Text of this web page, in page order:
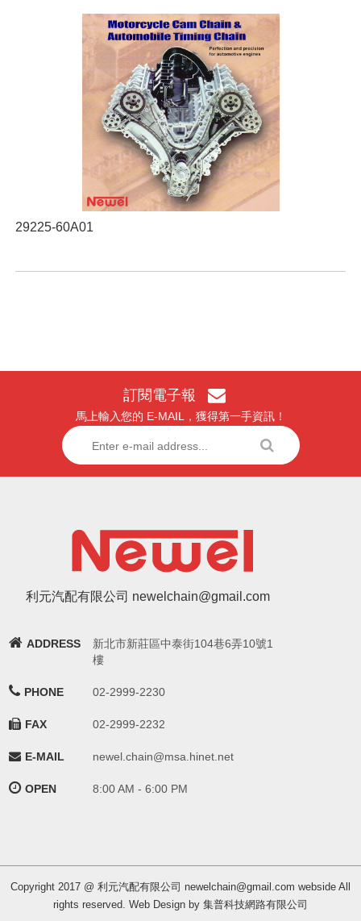
29225-60A01
訂閱電子報
馬上輸入您的 E-MAIL，獲得第一手資訊！
利元汽配有限公司 newelchain@gmail.com
ADDRESS
新北市新莊區中泰街104巷6弄10號1
樓
PHONE 02-2999-2230
FAX 02-2999-2232
E-MAIL newel.chain@msa.hinet.net
OPEN 8:00 AM - 6:00 PM
Copyright 2017 @ 利元汽配有限公司 newelchain@gmail.com webside All
rights reserved. Web Design by 集普科技網路有限公司